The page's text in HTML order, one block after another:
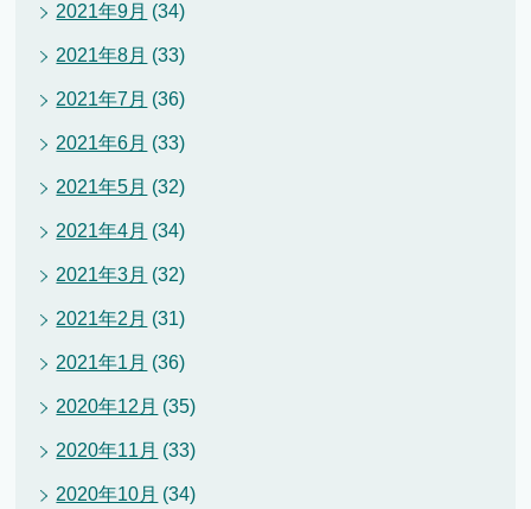
2021年9月 (34)
2021年8月 (33)
2021年7月 (36)
2021年6月 (33)
2021年5月 (32)
2021年4月 (34)
2021年3月 (32)
2021年2月 (31)
2021年1月 (36)
2020年12月 (35)
2020年11月 (33)
2020年10月 (34)